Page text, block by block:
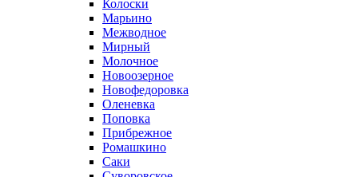
Колоски
Марьино
Межводное
Мирный
Молочное
Новоозерное
Новофедоровка
Оленевка
Поповка
Прибрежное
Ромашкино
Саки